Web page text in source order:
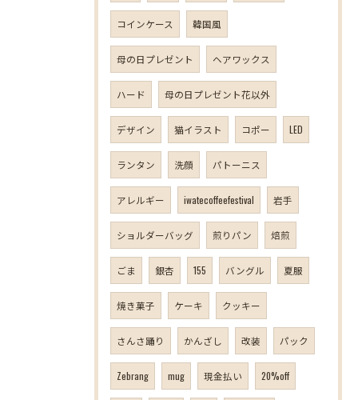
コインケース 韓国風
母の日プレゼント ヘアワックス
ハード 母の日プレゼント花以外
デザイン 猫イラスト コポー LED
ランタン 洗顔 パトーニス
アレルギー iwatecoffeefestival 岩手
ショルダーバッグ 煎りパン 焙煎
ごま 銀杏 155 バングル 夏服
焼き菓子 ケーキ クッキー
さんさ踊り かんざし 改装 パック
Zebrang mug 現金払い 20%off